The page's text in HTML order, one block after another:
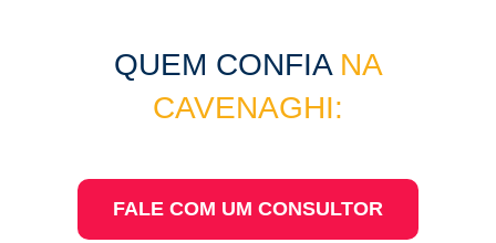
QUEM CONFIA NA
CAVENAGHI:
FALE COM UM CONSULTOR